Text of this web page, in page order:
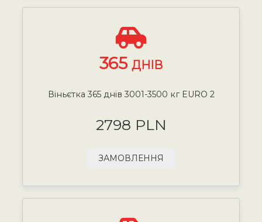
365 ДНІВ
Віньєтка 365 днів 3001-3500 кг EURO 2
2798 PLN
ЗАМОВЛЕННЯ